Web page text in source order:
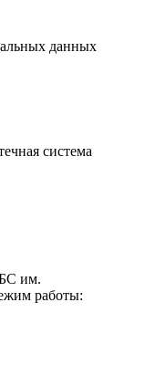
данных
система
им.
работы: